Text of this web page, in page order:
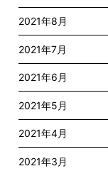
2021年8月
2021年7月
2021年6月
2021年5月
2021年4月
2021年3月